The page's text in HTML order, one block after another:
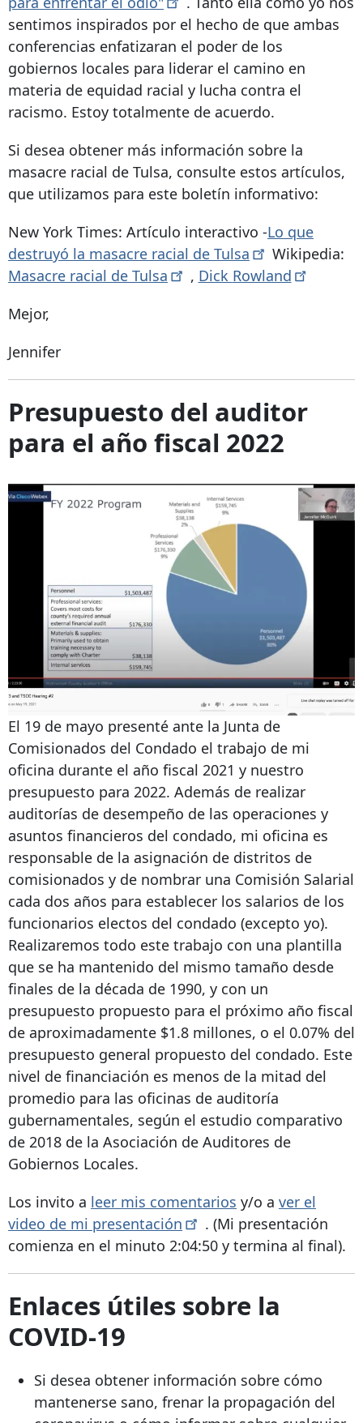
sentimos inspirados por el hecho de que ambas
conferencias enfatizaran el poder de los
gobiernos locales para liderar el camino en
materia de equidad racial y lucha contra el
racismo. Estoy totalmente de acuerdo.
Si desea obtener más información sobre la
masacre racial de Tulsa, consulte estos artículos,
que utilizamos para este boletín informativo:
New York Times: Artículo interactivo -Lo que
destruyó la masacre racial de Tulsa
Wikipedia:
Masacre racial de Tulsa , Dick Rowland
Mejor,
Jennifer
Presupuesto del auditor
para el año fiscal 2022
El 19 de mayo presenté ante la Junta de
Comisionados del Condado el trabajo de mi
oficina durante el año fiscal 2021 y nuestro
presupuesto para 2022. Además de realizar
auditorías de desempeño de las operaciones y
asuntos financieros del condado, mi oficina es
responsable de la asignación de distritos de
comisionados y de nombrar una Comisión Salarial
cada dos años para establecer los salarios de los
funcionarios electos del condado (excepto yo).
Realizaremos todo este trabajo con una plantilla
que se ha mantenido del mismo tamaño desde
finales de la década de 1990, y con un
presupuesto propuesto para el próximo año fiscal
de aproximadamente $1.8 millones, o el 0.07% del
presupuesto general propuesto del condado. Este
nivel de financiación es menos de la mitad del
promedio para las oficinas de auditoría
gubernamentales, según el estudio comparativo
de 2018 de la Asociación de Auditores de
Gobiernos Locales.
Los invito a leer mis comentarios y/o a ver el
video de mi presentación
. (Mi presentación
comienza en el minuto 2:04:50 y termina al final).
Enlaces útiles sobre la
COVID-19
Si desea obtener información sobre cómo
mantenerse sano, frenar la propagación del